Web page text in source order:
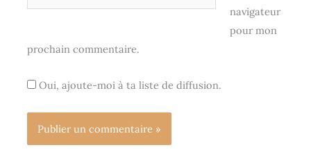
navigateur
pour mon
prochain commentaire.
Oui, ajoute-moi à ta liste de diffusion.